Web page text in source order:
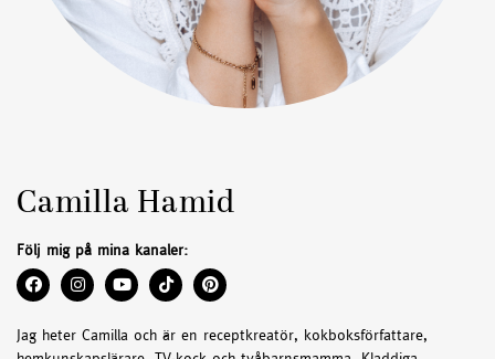
Camilla Hamid
Följ mig på mina kanaler:
Jag heter Camilla och är en receptkreatör, kokboksförfattare,